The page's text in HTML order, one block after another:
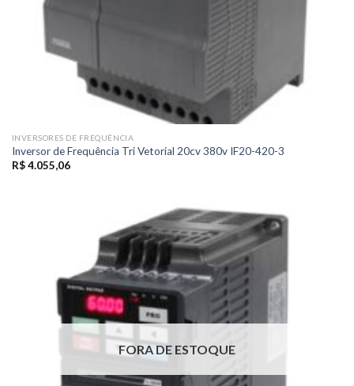
INVERSORES DE FREQUÊNCIA
Inversor de Frequência Tri Vetorial 20cv 380v IF20-420-3
R$4.055,06
FORA DE ESTOQUE